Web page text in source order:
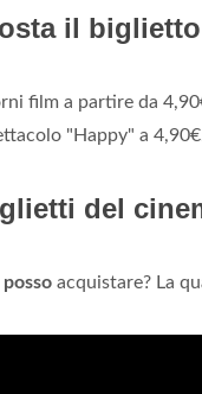
il
film a partire da
"Happy" a
del
acquistare? La